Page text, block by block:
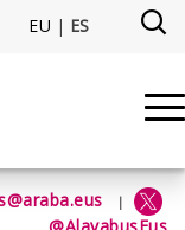
EU | ES
|